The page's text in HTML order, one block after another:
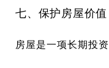
七、保护房屋价值
房屋是一项长期投资